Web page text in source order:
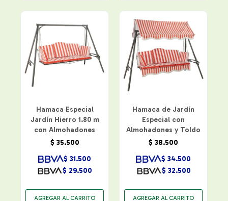
Hamaca Especial
Jardín Hierro 1.80 m
con Almohadones
$ 35.500
$ 29.500
$ 31.500
Hamaca de Jardín
Especial con
Almohadones y Toldo
$ 38.500
$ 32.500
$ 34.500